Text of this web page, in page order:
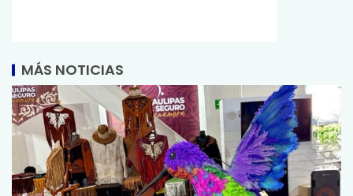
MÁS NOTICIAS